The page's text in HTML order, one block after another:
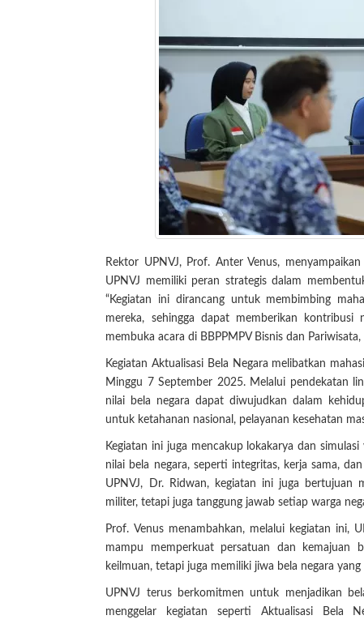
Rektor UPNVJ, Prof. Anter Venus,
UPNVJ memiliki peran strategis dalam
“Kegiatan ini dirancang untuk membimbing
mereka, sehingga dapat memberikan kontribusi
membuka acara di BBPPMPV Bisnis dan
Kegiatan Aktualisasi Bela Negara melibatkan
Minggu 7 September 2025. Melalui pendekatan
nilai bela negara dapat diwujudkan dalam
untuk ketahanan nasional, pelayanan kesehatan
Kegiatan ini juga mencakup lokakarya dan
nilai bela negara, seperti integritas, kerja sama,
UPNVJ, Dr. Ridwan, kegiatan ini juga bertujuan
militer, tetapi juga tanggung jawab setiap warga
Prof. Venus menambahkan, melalui kegiatan ini,
mampu memperkuat persatuan dan kemajuan
keilmuan, tetapi juga memiliki jiwa bela negara
UPNVJ terus berkomitmen untuk menjadikan
menggelar kegiatan seperti Aktualisasi Bela